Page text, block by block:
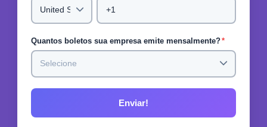
Quantos boletos sua empresa emite mensalmente?*